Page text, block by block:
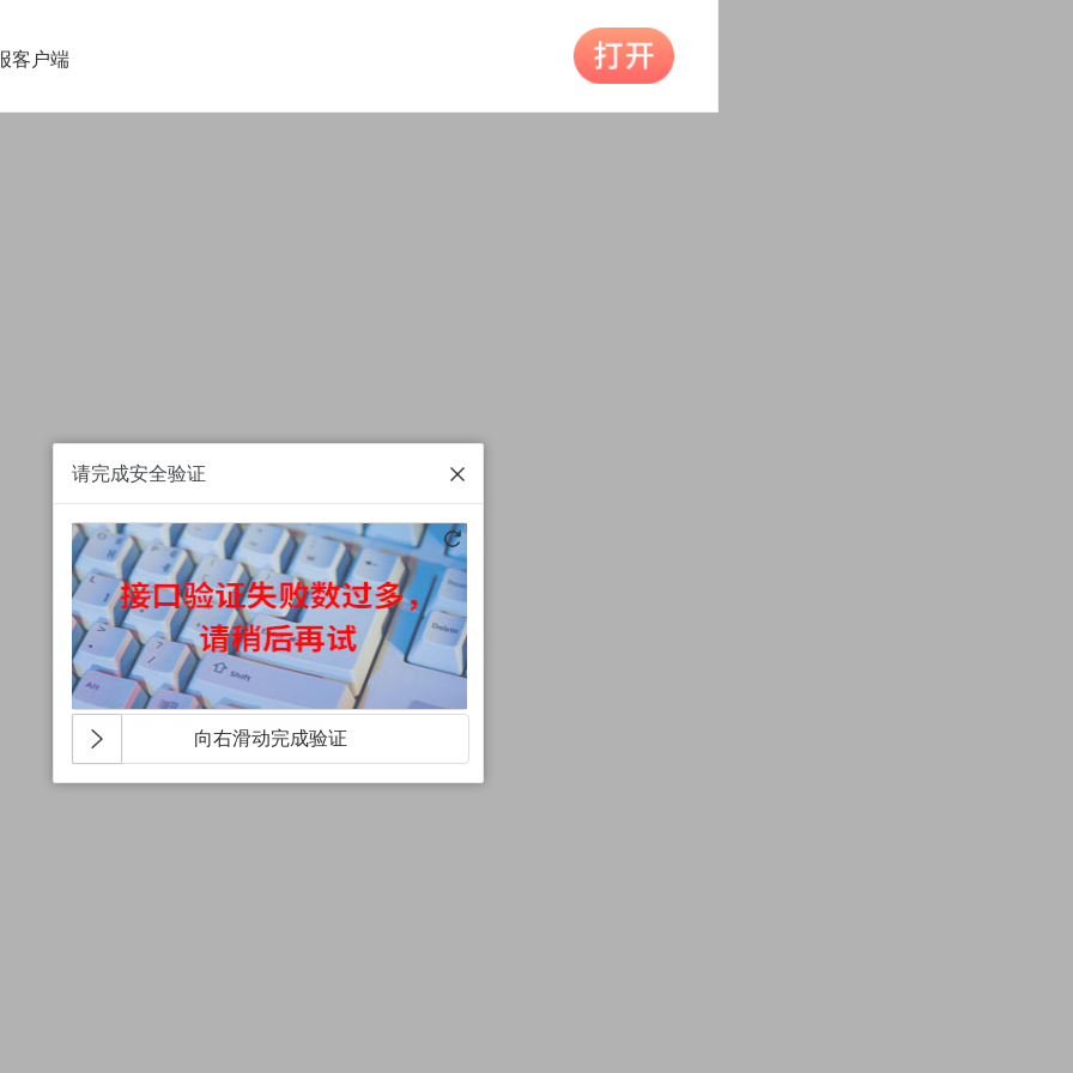
客户端
请完成安全验证
向右滑动完成验证